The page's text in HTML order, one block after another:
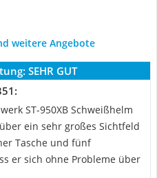
weitere Angebote
SEHR GUT
ST-950XB Schweißhelm
ein sehr großes Sichtfeld
Tasche und fünf
er sich ohne Probleme über